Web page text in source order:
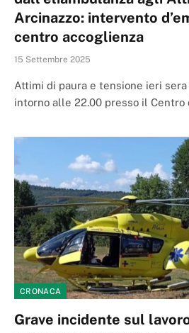
Arcinazzo: intervento
centro accoglienza
15 Settembre 2025
Attimi di paura e tensione ieri sera
intorno alle 22.00 presso il Centro
CRONACA
Grave incidente sul